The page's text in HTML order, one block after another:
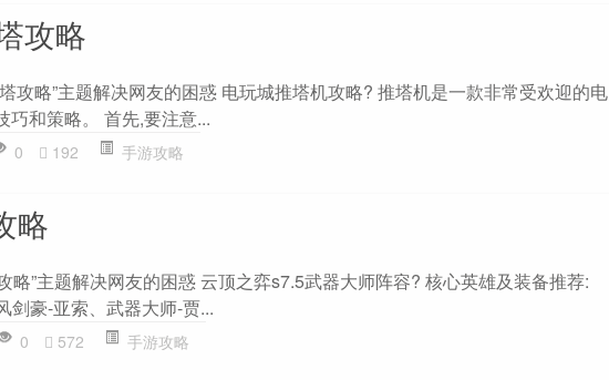
攻略
攻略”主题解决网友的困惑 电玩城推塔机攻略? 推塔机是一款非常受欢迎的电
巧和策略。 首先,要注意...
0 192 手游攻略
略
略”主题解决网友的困惑 云顶之弈s7.5武器大师阵容? 核心英雄及装备推荐:
剑豪-亚索、武器大师-贾...
0 572 手游攻略